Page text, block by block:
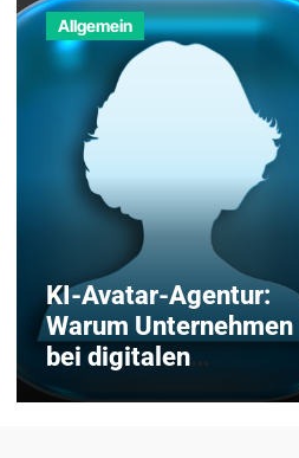
Allgemein
KI-Avatar-Agentur:
Warum Unternehmen
bei digitalen
Zwillingen auf